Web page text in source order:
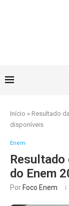
Início » Resultado
disponíveis
Enem
do Enem
Por Foco Enem